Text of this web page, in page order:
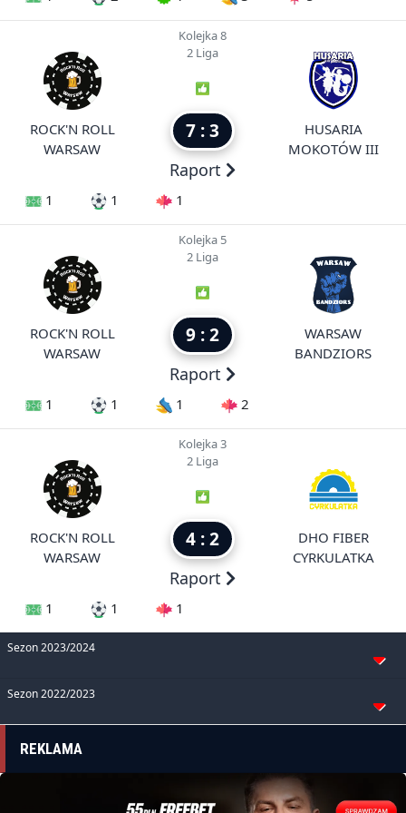
ROCK'N ROLL
WARSAW
Kolejka 8
2 Liga
7 : 3
Raport
HUSARIA
MOKOTÓW III
1 1 1
ROCK'N ROLL
WARSAW
Kolejka 5
2 Liga
9 : 2
Raport
WARSAW
BANDZIORS
1 1 1 2
ROCK'N ROLL
WARSAW
Kolejka 3
2 Liga
4 : 2
Raport
DHO FIBER
CYRKULATKA
1 1 1
Sezon 2023/2024
Sezon 2022/2023
REKLAMA